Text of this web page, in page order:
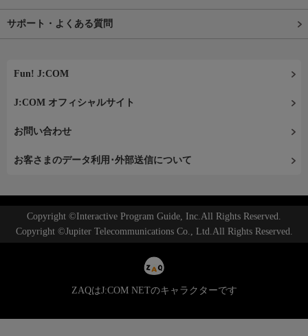
サポート・よくある質問
Fun! J:COM
J:COM オフィシャルサイト
お問い合わせ
お客さまのデータ利用･外部送信について
Copyright ©Interactive Program Guide, Inc.All Rights Reserved.
Copyright ©Jupiter Telecommunications Co., Ltd.All Rights Reserved.
ZAQはJ:COM NETのキャラクターです